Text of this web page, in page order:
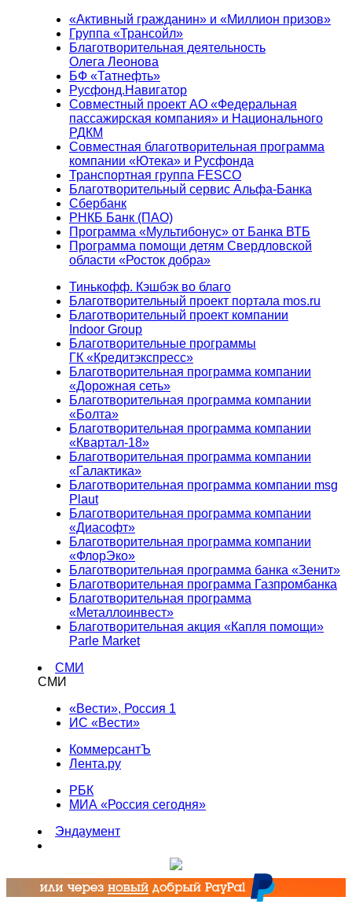
«Активный гражданин» и «Миллион призов»
Группа «Трансойл»
Благотворительная деятельность
Олега Леонова
БФ «Татнефть»
Русфонд.Навигатор
Совместный проект АО «Федеральная
пассажирская компания» и Национального
РДКМ
Совместная благотворительная программа
компании «Ютека» и Русфонда
Транспортная группа FESCO
Благотворительный сервис Альфа-Банка
Сбербанк
РНКБ Банк (ПАО)
Программа «Мультибонус» от Банка ВТБ
Программа помощи детям Свердловской
области «Росток добра»
Тинькофф. Кэшбэк во благо
Благотворительный проект портала mos.ru
Благотворительный проект компании
Indoor Group
Благотворительные программы
ГК «Кредитэкспресс»
Благотворительная программа компании
«Дорожная сеть»
Благотворительная программа компании
«Болта»
Благотворительная программа компании
«Квартал-18»
Благотворительная программа компании
«Галактика»
Благотворительная программа компании msg
Plaut
Благотворительная программа компании
«Диасофт»
Благотворительная программа компании
«ФлорЭко»
Благотворительная программа банка «Зенит»
Благотворительная программа Газпромбанка
Благотворительная программа
«Металлоинвест»
Благотворительная акция «Капля помощи»
Parle Market
СМИ
СМИ
«Вести», Россия 1
ИС «Вести»
КоммерсантЪ
Лента.ру
РБК
МИА «Россия сегодня»
Эндаумент